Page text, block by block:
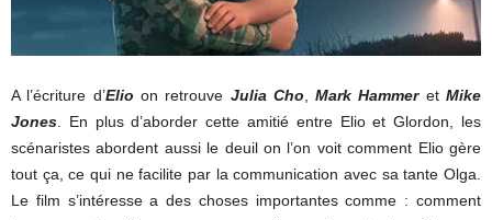
A l’écriture d’Elio on retrouve Julia Cho ,Mark HammeretMike
Jones . En plus d’aborder cette amitié entre Elio et Glordon, les
scénaristes abordent aussi le deuil on l’on voit comment Elio gère
tout ça, ce qui ne facilite par la communication avec sa tante Olga.
Le film s’intéresse a des choses importantes comme : comment